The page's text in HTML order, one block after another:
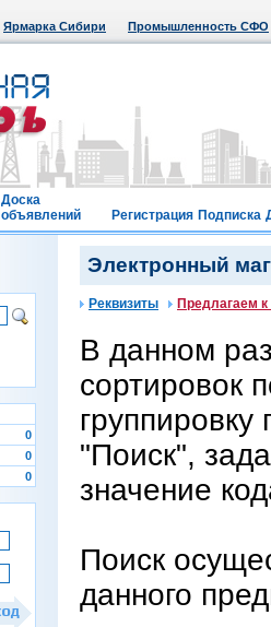
Ярмарка Сибири Промышленность СФО
Доска
объявлений
Регистрация Подписка
0
0
0
Электронный
Реквизиты Предлагаем
В данном
сортировок
"Поиск",
значение
Поиск
данного